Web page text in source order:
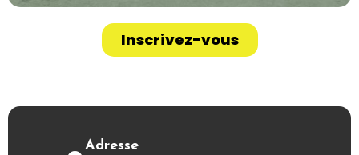
Inscrivez-vous
Adresse